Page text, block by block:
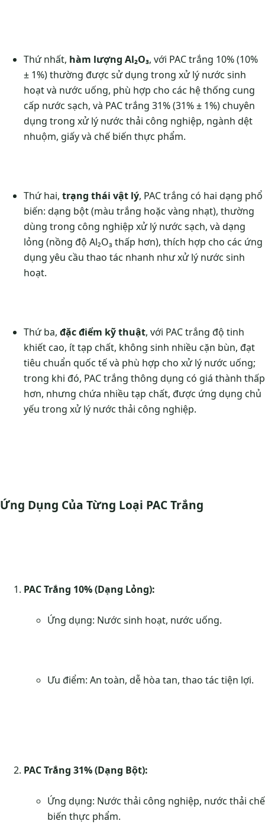
Thứ nhất, hàm lượng Al₂O₃, với PAC trắng 10% (10%
± 1%) thường được sử dụng trong xử lý nước sinh
hoạt và nước uống, phù hợp cho các hệ thống cung
cấp nước sạch, và PAC trắng 31% (31% ± 1%) chuyên
dụng trong xử lý nước thải công nghiệp, ngành dệt
nhuộm, giấy và chế biến thực phẩm.
Thứ hai, trạng thái vật lý, PAC trắng có hai dạng phổ
biến: dạng bột (màu trắng hoặc vàng nhạt), thường
dùng trong công nghiệp xử lý nước sạch, và dạng
lỏng (nồng độ Al₂O₃ thấp hơn), thích hợp cho các ứng
dụng yêu cầu thao tác nhanh như xử lý nước sinh
hoạt.
Thứ ba, đặc điểm kỹ thuật, với PAC trắng độ tinh
khiết cao, ít tạp chất, không sinh nhiều cặn bùn, đạt
tiêu chuẩn quốc tế và phù hợp cho xử lý nước uống;
trong khi đó, PAC trắng thông dụng có giá thành thấp
hơn, nhưng chứa nhiều tạp chất, được ứng dụng chủ
yếu trong xử lý nước thải công nghiệp.
Ứng Dụng Của Từng Loại PAC Trắng
PAC Trắng 10% (Dạng Lỏng):
Ứng dụng: Nước sinh hoạt, nước uống.
Ưu điểm: An toàn, dễ hòa tan, thao tác tiện lợi.
PAC Trắng 31% (Dạng Bột):
Ứng dụng: Nước thải công nghiệp, nước thải chế
biến thực phẩm.